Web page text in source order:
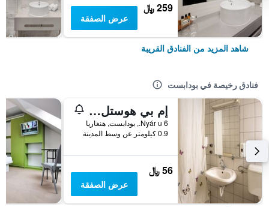
259 ﷼
عرض الصفقة
شاهد المزيد من الفنادق القريبة
فنادق رخيصة في بودابست
إم بي هوستل بودابيست
6 Nyár u., بودابست, هنغاريا
0.9 كيلومتر عن وسط المدينة
56 ﷼
عرض الصفقة